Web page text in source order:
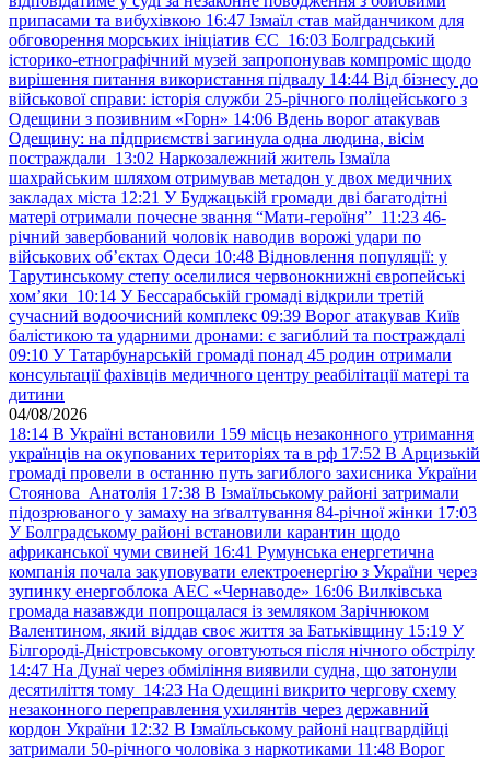
припасами та вибухівкою 16:47 Ізмаїл став майданчиком для
обговорення морських ініціатив ЄС 16:03 Болградський
історико-етнографічний музей запропонував компроміс щодо
вирішення питання використання підвалу 14:44 Від бізнесу до
військової справи: історія служби 25-річного поліцейського з
Одещини з позивним «Горн» 14:06 Вдень ворог атакував
Одещину: на підприємстві загинула одна людина, вісім
постраждали 13:02 Наркозалежний житель Ізмаїла
шахрайським шляхом отримував метадон у двох медичних
закладах міста 12:21 У Буджацькій громади дві багатодітні
матері отримали почесне звання “Мати-героїня” 11:23 46-
річний завербований чоловік наводив ворожі удари по
військових обʼєктах Одеси 10:48 Відновлення популяції: у
Тарутинському степу оселилися червонокнижні європейські
хом’яки 10:14 У Бессарабській громаді відкрили третій
сучасний водоочисний комплекс 09:39 Ворог атакував Київ
балістикою та ударними дронами: є загиблий та постраждалі
09:10 У Татарбунарській громаді понад 45 родин отримали
консультації фахівців медичного центру реабілітації матері та
дитини
04/08/2026
18:14 В Україні встановили 159 місць незаконного утримання
українців на окупованих територіях та в рф 17:52 В Арцизькій
громаді провели в останню путь загиблого захисника України
Стоянова Анатолія 17:38 В Ізмаїльському районі затримали
підозрюваного у замаху на зґвалтування 84-річної жінки 17:03
У Болградському районі встановили карантин щодо
африканської чуми свиней 16:41 Румунська енергетична
компанія почала закуповувати електроенергію з України через
зупинку енергоблока АЕС «Чернаводе» 16:06 Вилківська
громада назавжди попрощалася із земляком Зарічнюком
Валентином, який віддав своє життя за Батьківщину 15:19 У
Білгороді-Дністровському оговтуються після нічного обстрілу
14:47 На Дунаї через обміління виявили судна, що затонули
десятиліття тому 14:23 На Одещині викрито чергову схему
незаконного переправлення ухилянтів через державний
кордон України 12:32 В Ізмаїльському районі нацгвардійці
затримали 50-річного чоловіка з наркотиками 11:48 Ворог